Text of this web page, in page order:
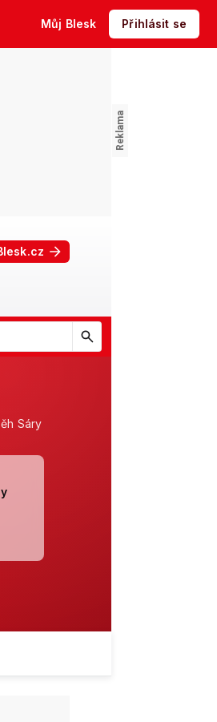
Můj Blesk Přihlásit se
dolů a nahoru procházejte návrhy,
Sáry